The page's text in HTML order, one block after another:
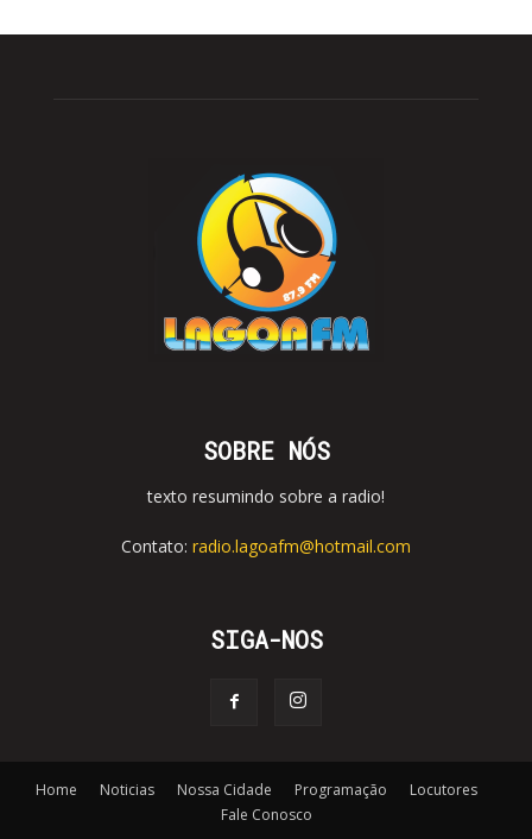
SOBRE NÓS
texto resumindo sobre a radio!
Contato: radio.lagoafm@hotmail.com
SIGA-NOS
Home Noticias Nossa Cidade Programação
Locutores
Fale Conosco